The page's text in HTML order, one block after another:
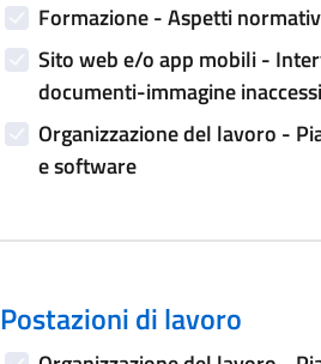
Formazione - Aspetti
Sito web e/o app mobili -
documenti-immagine
Organizzazione del lavoro -
e software
Postazioni di lavoro